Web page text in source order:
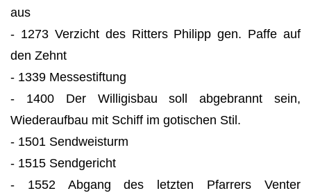
aus
- 1273 Verzicht des Ritters Philipp gen. Paffe auf
den Zehnt
- 1339 Messestiftung
- 1400 Der Willigisbau soll abgebrannt sein,
Wiederaufbau mit Schiff im gotischen Stil.
- 1501 Sendweisturm
- 1515 Sendgericht
- 1552 Abgang des letzten Pfarrers Venter